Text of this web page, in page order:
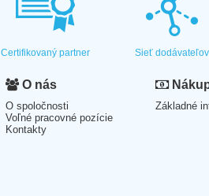
Certifikovaný partner Sieť dodávateľov
O nás
O spoločnosti
Voľné pracovné pozície
Kontakty
Základné